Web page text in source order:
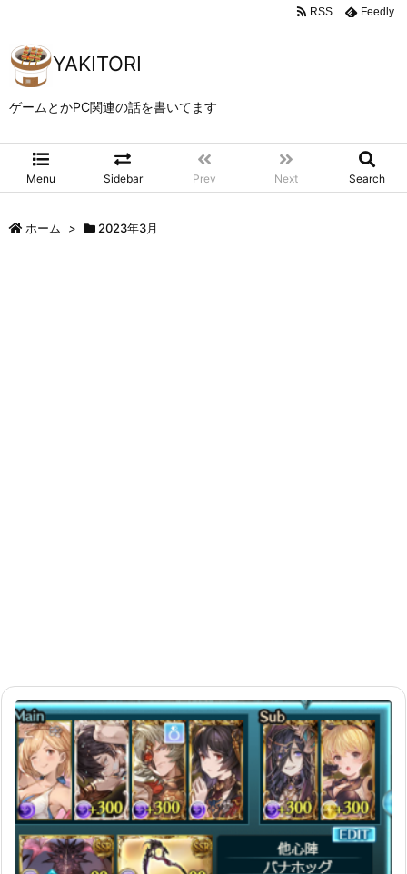
YAKITORI
ゲームとかPC関連の話を書いてます
Menu Sidebar Prev Next Search
RSS Feedly
ホーム > 2023年3月